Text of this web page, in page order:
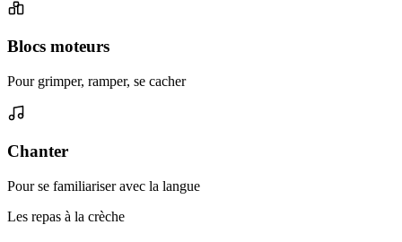
Blocs moteurs
Pour grimper, ramper, se cacher
Chanter
Pour se familiariser avec la langue
Les repas à la crèche